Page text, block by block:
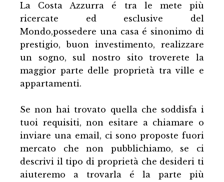
La Costa Azzurra é tra le mete più
ricercate ed esclusive del
Mondo,possedere una casa é sinonimo di
prestigio, buon investimento, realizzare
un sogno, sul nostro sito troverete la
maggior parte delle proprietà tra ville e
appartamenti.
Se non hai trovato quella che soddisfa i
tuoi requisiti, non esitare a chiamare o
inviare una email, ci sono proposte fuori
mercato che non pubblichiamo, se ci
descrivi il tipo di proprietà che desideri ti
aiuteremo a trovarla é la parte più